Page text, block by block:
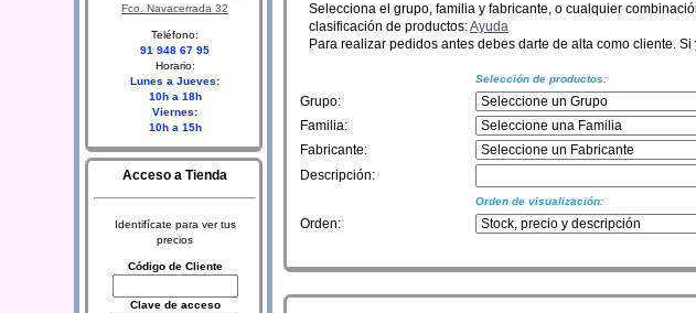
Fco. Navacerrada 32
Teléfono:
91 948 67 95
Horario:
Lunes a Jueves:
10h a 18h
Viernes:
10h a 15h
Acceso a Tienda
Identifícate para ver tus
precios
Código de Cliente
Clave de acceso
Selecciona el grupo, familia y fabricante, o cualquier
clasificación de productos:Ayuda
Para realizar pedidos antes debes darte de alta como cliente.
Selección de productos:
Grupo:
Familia:
Fabricante:
Descripción:
Orden de visualización:
Orden: